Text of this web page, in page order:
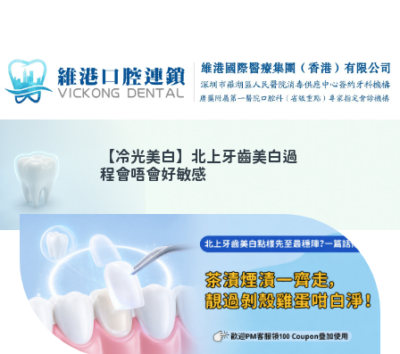
【冷光美白】 北上牙齒美白過
程會唔會好敏感